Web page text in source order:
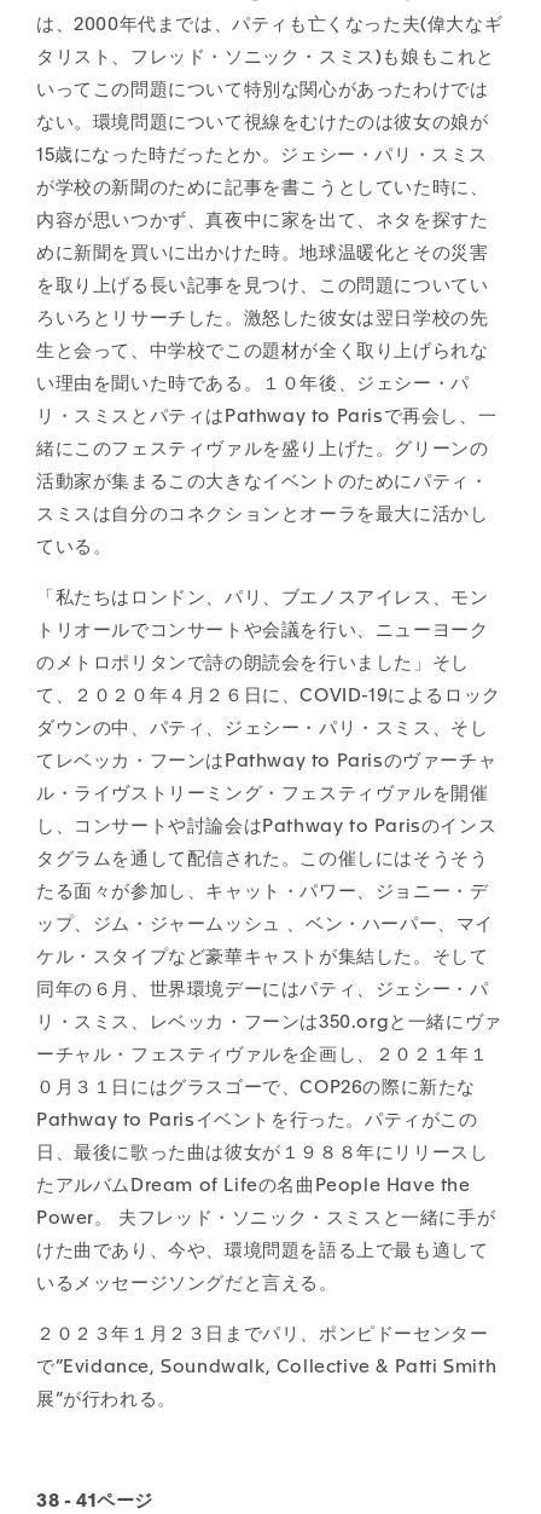
は、2000年代までは、パティも亡くなった夫(偉大なギ
タリスト、フレッド・ソニック・スミス)も娘もこれと
いってこの問題について特別な関心があったわけでは
ない。環境問題について視線をむけたのは彼女の娘が
15歳になった時だったとか。ジェシー・パリ・スミス
が学校の新聞のために記事を書こうとしていた時に、
内容が思いつかず、真夜中に家を出て、ネタを探すた
めに新聞を買いに出かけた時。地球温暖化とその災害
を取り上げる長い記事を見つけ、この問題についてい
ろいろとリサーチした。激怒した彼女は翌日学校の先
生と会って、中学校でこの題材が全く取り上げられな
い理由を聞いた時である。１０年後、ジェシー・パ
リ・スミスとパティはPathway to Parisで再会し、一
緒にこのフェスティヴァルを盛り上げた。グリーンの
活動家が集まるこの大きなイベントのためにパティ・
スミスは自分のコネクションとオーラを最大に活かし
ている。
「私たちはロンドン、パリ、ブエノスアイレス、モン
トリオールでコンサートや会議を行い、ニューヨーク
のメトロポリタンで詩の朗読会を行いました」そし
て、２０２０年４月２６日に、COVID-19によるロック
ダウンの中、パティ、ジェシー・パリ・スミス、そし
てレベッカ・フーンはPathway to Parisのヴァーチャ
ル・ライヴストリーミング・フェスティヴァルを開催
し、コンサートや討論会はPathway to Parisのインス
タグラムを通して配信された。この催しにはそうそう
たる面々が参加し、キャット・パワー、ジョニー・デ
ップ、ジム・ジャームッシュ 、ベン・ハーパー、マイ
ケル・スタイプなど豪華キャストが集結した。そして
同年の６月、世界環境デーにはパティ、ジェシー・パ
リ・スミス、レベッカ・フーンは350.orgと一緒にヴァ
ーチャル・フェスティヴァルを企画し、２０２１年１
０月３１日にはグラスゴーで、COP26の際に新たな
Pathway to Parisイベントを行った。パティがこの
日、最後に歌った曲は彼女が１９８８年にリリースし
たアルバムDream of Lifeの名曲People Have the
Power。 夫フレッド・ソニック・スミスと一緒に手が
けた曲であり、今や、環境問題を語る上で最も適して
いるメッセージソングだと言える。
２０２３年１月２３日までパリ、ポンピドーセンター
で“Evidance, Soundwalk, Collective & Patti Smith
展“が行われる。
38 - 41ページ